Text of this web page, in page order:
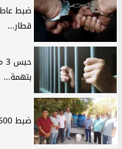
قطار...
بتهمة...
ضبط 500 لتر لبن فاسد، وطن و400...